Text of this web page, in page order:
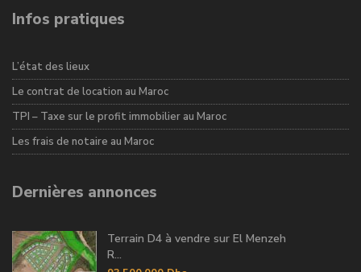
Infos pratiques
L’état des lieux
Le contrat de location au Maroc
TPI – Taxe sur le profit immobilier au Maroc
Les frais de notaire au Maroc
Dernières annonces
Terrain D4 à vendre sur El Menzeh
R...